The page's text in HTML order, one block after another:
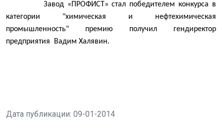
Завод «ПРОФИСТ» стал победителем конкурса в
категории "химическая и нефтехимическая
промышленность" премию получил гендиректор
предприятия
Вадим Халявин.
Дата публикации: 09-01-2014